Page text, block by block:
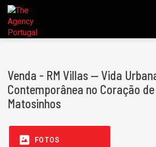
Venda - RM Villas — Vida
Contemporânea no Coração de
Matosinhos
FOTOS